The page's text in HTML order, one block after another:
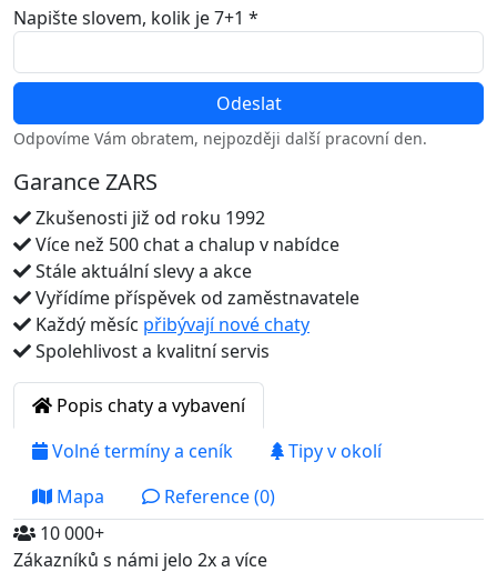
Napište slovem, kolik je 7+1 *
Odpovíme Vám obratem, nejpozději další pracovní den.
Garance ZARS
Zkušenosti již od roku 1992
Více než 500 chat a chalup v nabídce
Stále aktuální slevy a akce
Vyřídíme příspěvek od zaměstnavatele
Každý měsíc přibývají nové chaty
Spolehlivost a kvalitní servis
Popis chaty a vybavení
Volné termíny a ceník
Tipy v okolí
Mapa
Reference (0)
10 000+
Zákazníků s námi jelo 2x a více